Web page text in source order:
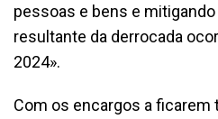
pessoas e bens e
resultante da derrocada
2024».
Com os encargos a ficarem